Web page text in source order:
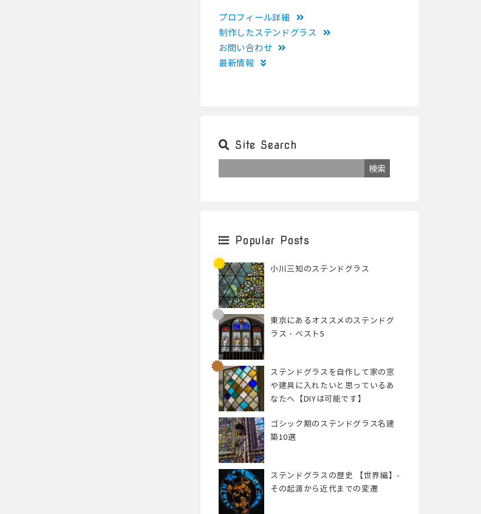
プロフィール詳細
制作したステンドグラス
お問い合わせ
最新情報
Site Search
Popular Posts
小川三知のステンドグラス
東京にあるオススメのステンドグ
ラス・ベスト5
ステンドグラスを自作して家の窓
や建具に入れたいと思っているあ
なたへ【DIYは可能です】
ゴシック期のステンドグラス名建
築10選
ステンドグラスの歴史 【世界編】-
その起源から近代までの変遷